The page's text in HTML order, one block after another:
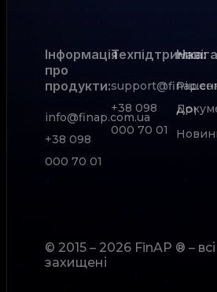
Інформація
про
продукти:
info@finap.com.ua
+38 098
000 70 01
Техпідтримка:
+38 098
000 70 01
АРІ
© 2015 – 2026 FinAP ® –
захищені